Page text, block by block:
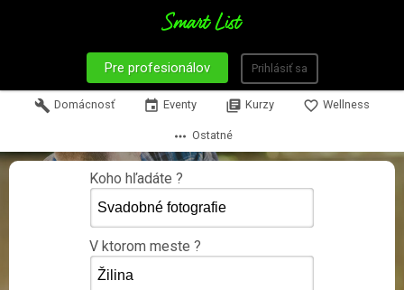
Pre profesionálov Prihlásiť sa
build Domácnosť event Eventy library_books Kurzy favorite_border Wellness
more_horiz Ostatné
Koho hľadáte ?
V ktorom meste ?